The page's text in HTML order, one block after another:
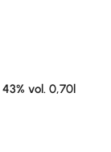
vol. 0,70l